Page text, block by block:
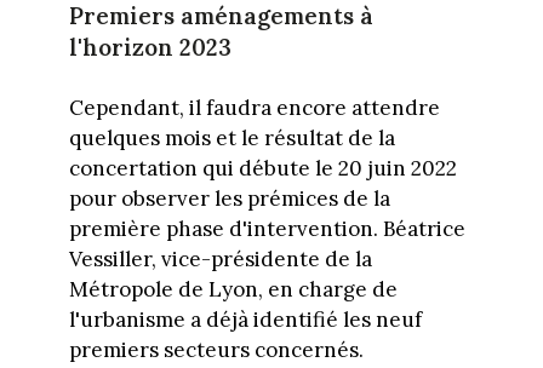
Premiers aménagements à
l'horizon 2023
Cependant, il faudra encore attendre
quelques mois et le résultat de la
concertation qui débute le 20 juin 2022
pour observer les prémices de la
première phase d'intervention. Béatrice
Vessiller, vice-présidente de la
Métropole de Lyon, en charge de
l'urbanisme a déjà identifié les neuf
premiers secteurs concernés.